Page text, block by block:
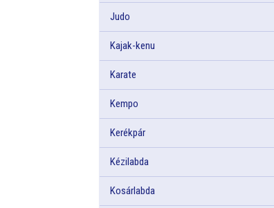
Judo
Kajak-kenu
Karate
Kempo
Kerékpár
Kézilabda
Kosárlabda